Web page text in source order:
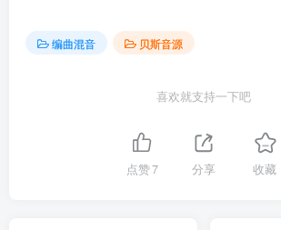
编曲混音 贝斯音源
喜欢就支持一下吧
点赞7 分享 收藏